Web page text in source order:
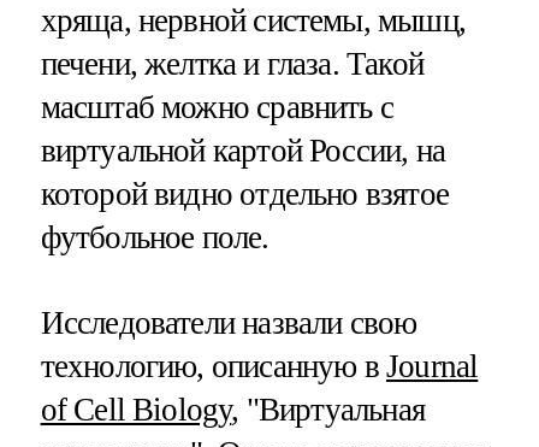
хряща, нервной системы, мышц,
печени, желтка и глаза. Такой
масштаб можно сравнить с
виртуальной картой России, на
которой видно отдельно взятое
футбольное поле.
Исследователи назвали свою
технологию, описанную вJournal
of Cell Biology, "Виртуальная